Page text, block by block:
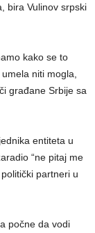
bira Vulinov srpski
kako se to
niti mogla,
građane Srbije sa
entiteta u
“ne pitaj me
partneri u
počne da vodi